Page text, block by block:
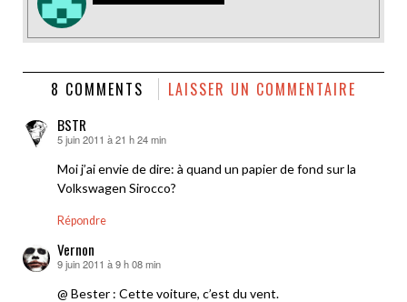
8 COMMENTS LAISSER UN COMMENTAIRE
BSTR
dit :
5 juin 2011 à 21 h 24 min
Moi j’ai envie de dire: à quand un papier de fond sur la
Volkswagen Sirocco?
Répondre
Vernon
dit :
9 juin 2011 à 9 h 08 min
@ Bester : Cette voiture, c’est du vent.